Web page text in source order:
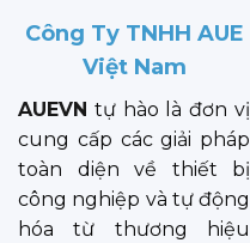
Công Ty TNHH AUE
Việt Nam
AUEVN tự hào là đơn vị
cung cấp các giải pháp
toàn diện về thiết bị
công nghiệp và tự động
hóa từ thương hiệu